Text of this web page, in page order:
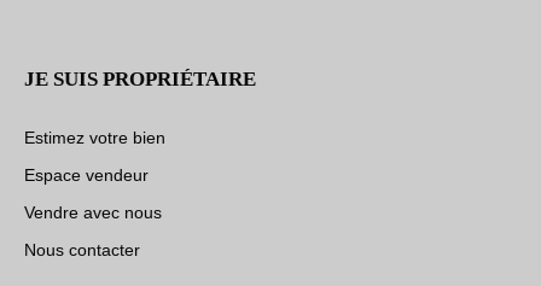
JE SUIS PROPRIÉTAIRE
Estimez votre bien
Espace vendeur
Vendre avec nous
Nous contacter